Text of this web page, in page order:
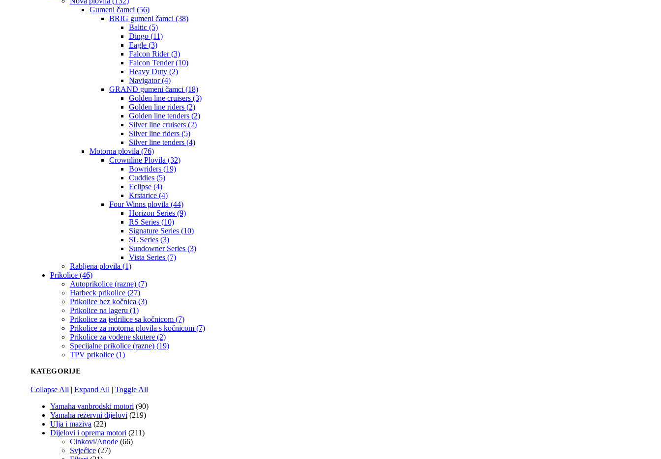
Gumeni čamci (56)
BRIG gumeni čamci (38)
Baltic (5)
Dingo (11)
Eagle (3)
Falcon Rider (3)
Falcon Tender (10)
Heavy Duty (2)
Navigator (4)
GRAND gumeni čamci (18)
Golden line cruisers (3)
Golden line riders (2)
Golden line tenders (2)
Silver line cruisers (2)
Silver line riders (5)
Silver line tenders (4)
Motorna plovila (76)
Crownline Plovila (32)
Bowriders (19)
Cuddies (5)
Eclipse (4)
Krstarice (4)
Four Winns plovila (44)
Horizon Series (9)
RS Series (10)
Signature Series (10)
SL Series (3)
Sundowner Series (3)
Vista Series (7)
Rabljena plovila (1)
Prikolice (46)
Autoprikolice (razne) (7)
Harbeck prikolice (27)
Prikolice bez kočnica (3)
Prikolice na lageru (1)
Prikolice za jedrilice sa kočnicom (7)
Prikolice za motorna plovila s kočnicom (7)
Prikolice za vodene skutere (2)
Specijalne prikolice (razne) (19)
TPV prikolice (1)
KATEGORIJE
Collapse All | Expand All | Toggle All
Yamaha vanbrodski motori (90)
Yamaha rezervni dijelovi (219)
Ulja i maziva (22)
Dijelovi i oprema motori (211)
Cinkovi/Anode (66)
Svjećice (27)